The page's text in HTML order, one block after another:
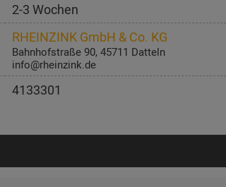
2-3 Wochen
RHEINZINK GmbH & Co. KG
Bahnhofstraße 90, 45711 Datteln
info@rheinzink.de
4133301